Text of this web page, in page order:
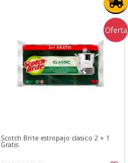
Oferta
Scotch Brite estropajo clasico 2 + 1
Gratis